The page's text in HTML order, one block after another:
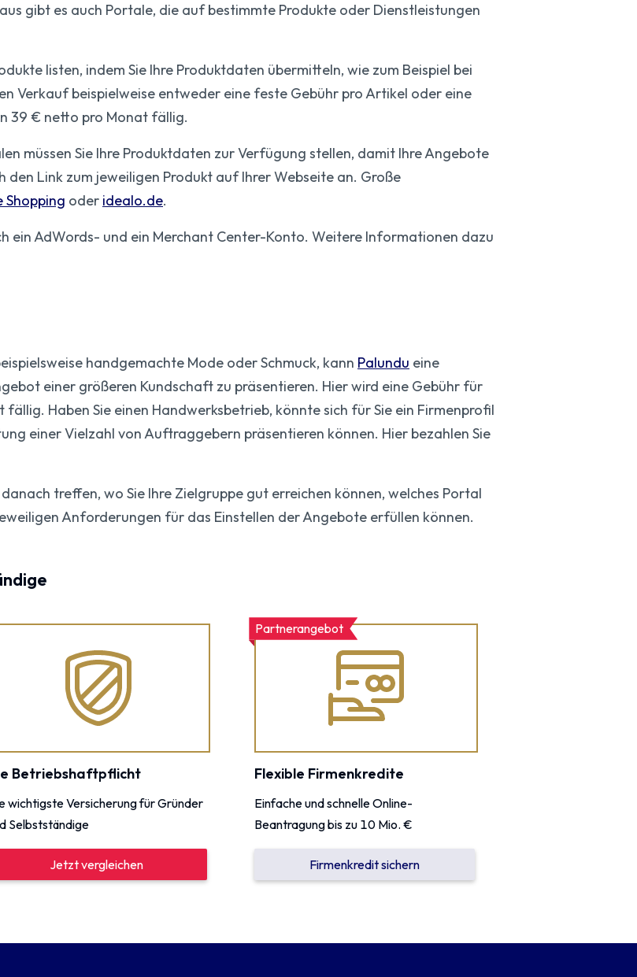
gibt es auch Portale, die auf bestimmte Produkte oder Dienstleistungen
listen, indem Sie Ihre Produktdaten übermitteln, wie zum Beispiel bei
Verkauf beispielweise entweder eine feste Gebühr pro Artikel oder eine
39 € netto pro Monat fällig.
müssen Sie Ihre Produktdaten zur Verfügung stellen, damit Ihre Angebote
Link zum jeweiligen Produkt auf Ihrer Webseite an. Große
Shopping oder idealo.de.
ein AdWords- und ein Merchant Center-Konto. Weitere Informationen dazu
handgemachte Mode oder Schmuck, kann Palundu eine
einer größeren Kundschaft zu präsentieren. Hier wird eine Gebühr für
Haben Sie einen Handwerksbetrieb, könnte sich für Sie ein Firmenprofil
einer Vielzahl von Auftraggebern präsentieren können. Hier bezahlen Sie
treffen, wo Sie Ihre Zielgruppe gut erreichen können, welches Portal
Anforderungen für das Einstellen der Angebote erfüllen können.
Betriebshaftpflicht
wichtigste Versicherung für Gründer
Selbstständige
Jetzt vergleichen
Partnerangebot
Flexible Firmenkredite
Einfache und schnelle Online-
Beantragung bis zu 10 Mio. €
Firmenkredit sichern